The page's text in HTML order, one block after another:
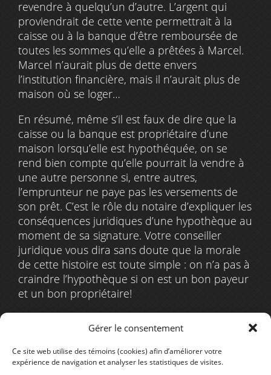
Gérer le consentement
Ce site web utilise des témoins (cookies) afin d’améliorer votre
expérience de navigation et analyser les statistiques de visites.
revendre à quelqu’un d’autre. L’argent qui
proviendrait de cette vente permettrait à la
caisse ou à la banque d’être remboursée de
toutes les sommes qu’elle a prêtées à Marcel.
Marcel n’aurait plus de dette envers
l’institution financière, mais il n’aurait plus de
maison où se loger…
En résumé, même s’il est faux de dire que la
caisse ou la banque est propriétaire d’une
maison lorsqu’elle est hypothéquée, on se
rend bien compte qu’elle pourrait la vendre à
une autre personne si, entre autres,
l’emprunteur ne paye pas les versements de
son prêt. C’est le rôle du notaire d’expliquer les
conséquences juridiques d’une hypothèque au
moment de sa signature. Votre conseiller
juridique vous dira sans doute que la morale
de cette histoire est toute simple : on n’a pas à
craindre l’hypothèque si on est un bon payeur
et un bon propriétaire!